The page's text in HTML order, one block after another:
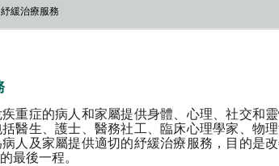
紓緩治療服務